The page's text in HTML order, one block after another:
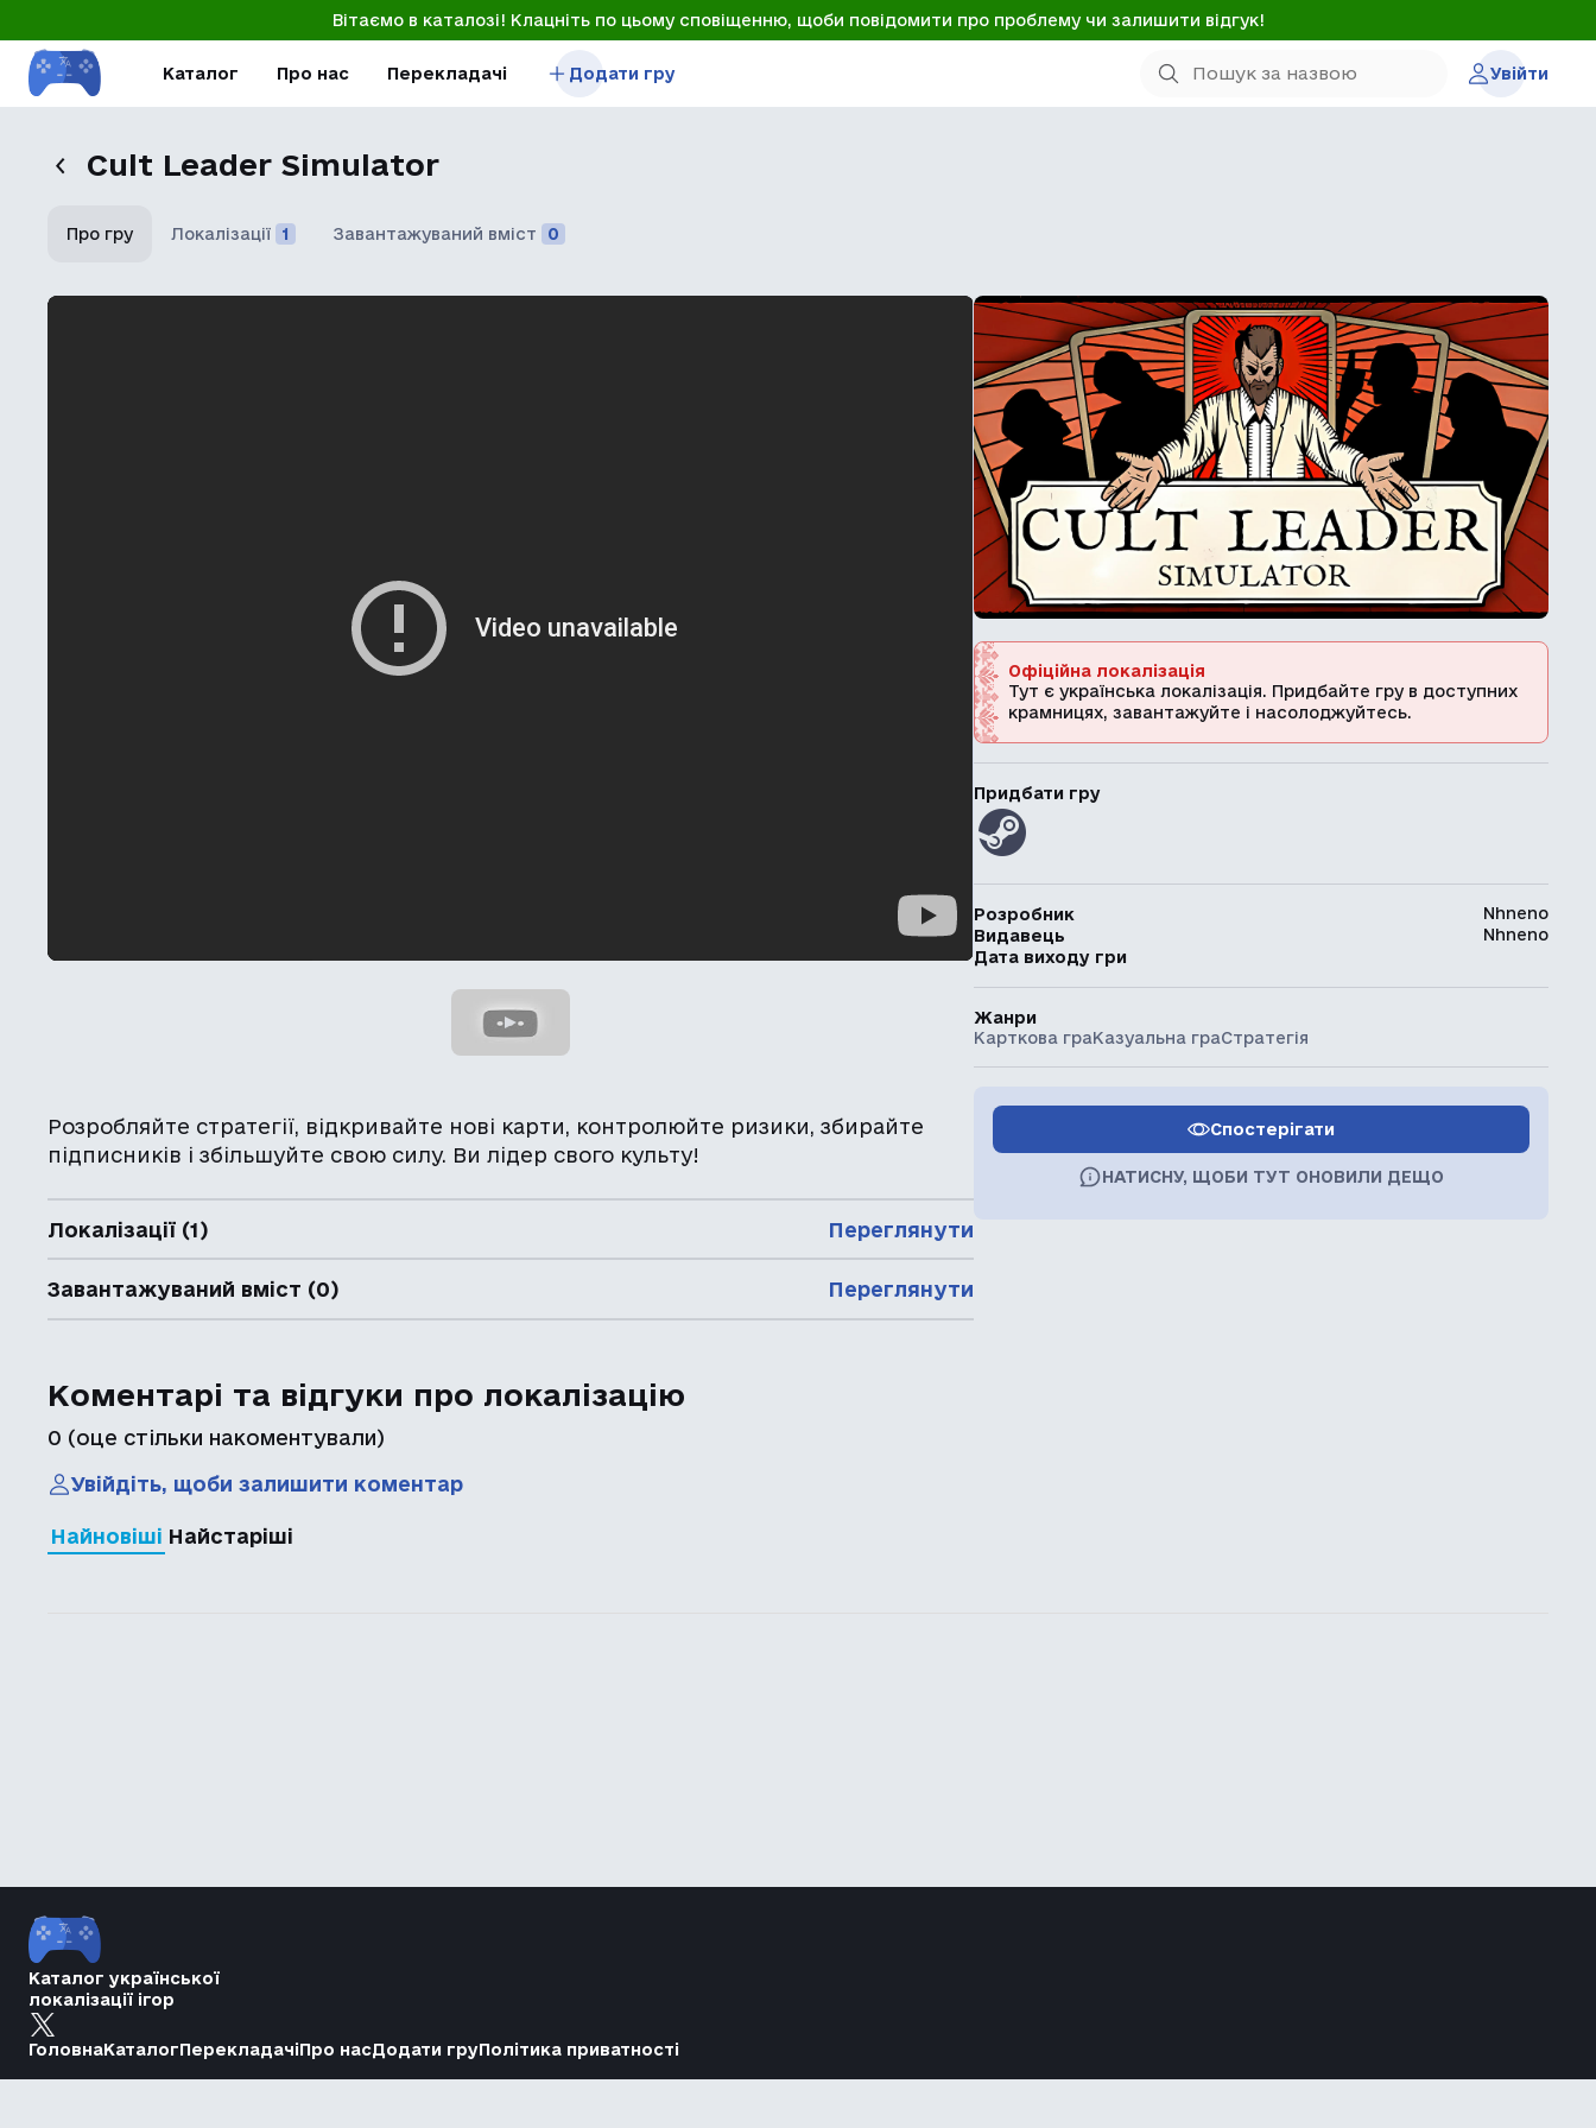
Вітаємо в каталозі! Клацніть по цьому сповіщенню, щоби повідомити про проблему чи залишити відгук!
Каталог Про нас Перекладачі Додати гру Увійти
Cult Leader Simulator
Про гру Локалізації 1 Завантажуваний вміст 0
Розробляйте стратегії, відкривайте нові карти, контролюйте ризики, збирайте
підписників і збільшуйте свою силу. Ви лідер свого культу!
Локалізації (1) Переглянути
Завантажуваний вміст (0) Переглянути
Коментарі та відгуки про локалізацію
0 (оце стільки накоментували)
Увійдіть, щоби залишити коментар
Найновіші Найстаріші
Офіційна локалізація
Тут є українська локалізація. Придбайте гру в доступних
крамницях, завантажуйте і насолоджуйтесь.
Придбати гру
Розробник
Nhneno
Видавець
Nhneno
Дата виходу гри
Жанри
Карткова граКазуальна граСтратегія
Спостерігати
НАТИСНУ, ЩОБИ ТУТ ОНОВИЛИ ДЕЩО
Каталог української
локалізації ігор
ГоловнаКаталогПерекладачіПро насДодати груПолітика приватності